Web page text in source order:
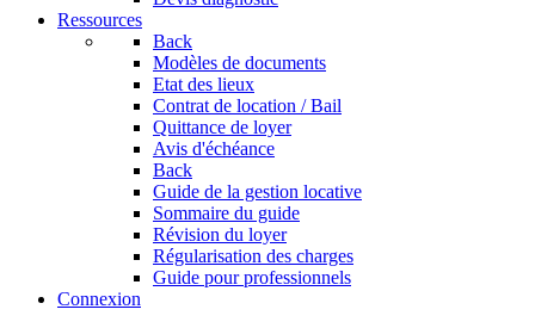
Ressources
Back
Modèles de documents
Etat des lieux
Contrat de location / Bail
Quittance de loyer
Avis d'échéance
Back
Guide de la gestion locative
Sommaire du guide
Révision du loyer
Régularisation des charges
Guide pour professionnels
Connexion